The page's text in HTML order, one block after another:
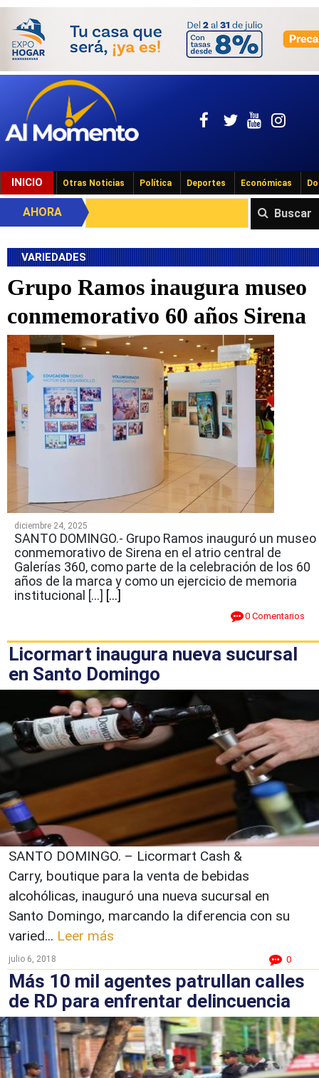
INICIO Otras Noticias Política Deportes Económicas
Buscar
AHORA
VARIEDADES
Grupo Ramos inaugura museo
conmemorativo 60 años Sirena
diciembre 24, 2025
SANTO DOMINGO.- Grupo Ramos inauguró un museo
conmemorativo de Sirena en el atrio central de
Galerías 360, como parte de la celebración de los 60
años de la marca y como un ejercicio de memoria
institucional […] [...]
0 Comentarios
Licormart inaugura nueva sucursal
en Santo Domingo
SANTO DOMINGO. – Licormart Cash &
Carry, boutique para la venta de bebidas
alcohólicas, inauguró una nueva sucursal en
Santo Domingo, marcando la diferencia con su
varied... Leer más
julio 6, 2018 0
Más 10 mil agentes patrullan calles
de RD para enfrentar delincuencia